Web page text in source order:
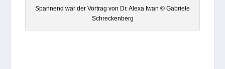
Span­nend war der Vor­trag von Dr. Alexa Iwan © Gabriele
Schreckenberg